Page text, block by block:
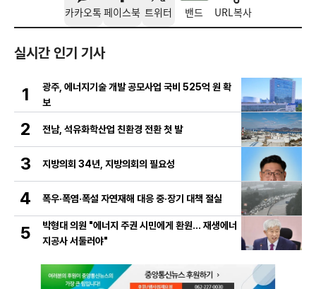
카카오톡 페이스북 트위터 밴드 URL복사
실시간 인기 기사
1
광주, 에너지기술 개발 공모사업 국비 525억 원 확
보
2 전남, 석유화학산업 친환경 전환 첫 발
3 지방의회 34년, 지방의회의 필요성
4 폭우·폭염·폭설 자연재해 대응 중·장기 대책 절실
5
박형대 의원 "에너지 주권 시민에게 환원... 재생에너
지공사 서둘러야"